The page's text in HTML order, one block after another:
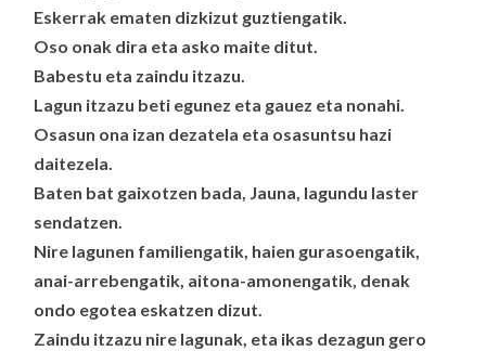
Eskerrak ematen dizkizut guztiengatik.
Oso onak dira eta asko maite ditut.
Babestu eta zaindu itzazu.
Lagun itzazu beti egunez eta gauez eta nonahi.
Osasun ona izan dezatela eta osasuntsu hazi
daitezela.
Baten bat gaixotzen bada, Jauna, lagundu laster
sendatzen.
Nire lagunen familiengatik, haien gurasoengatik,
anai-arrebengatik, aitona-amonengatik, denak
ondo egotea eskatzen dizut.
Zaindu itzazu nire lagunak, eta ikas dezagun gero